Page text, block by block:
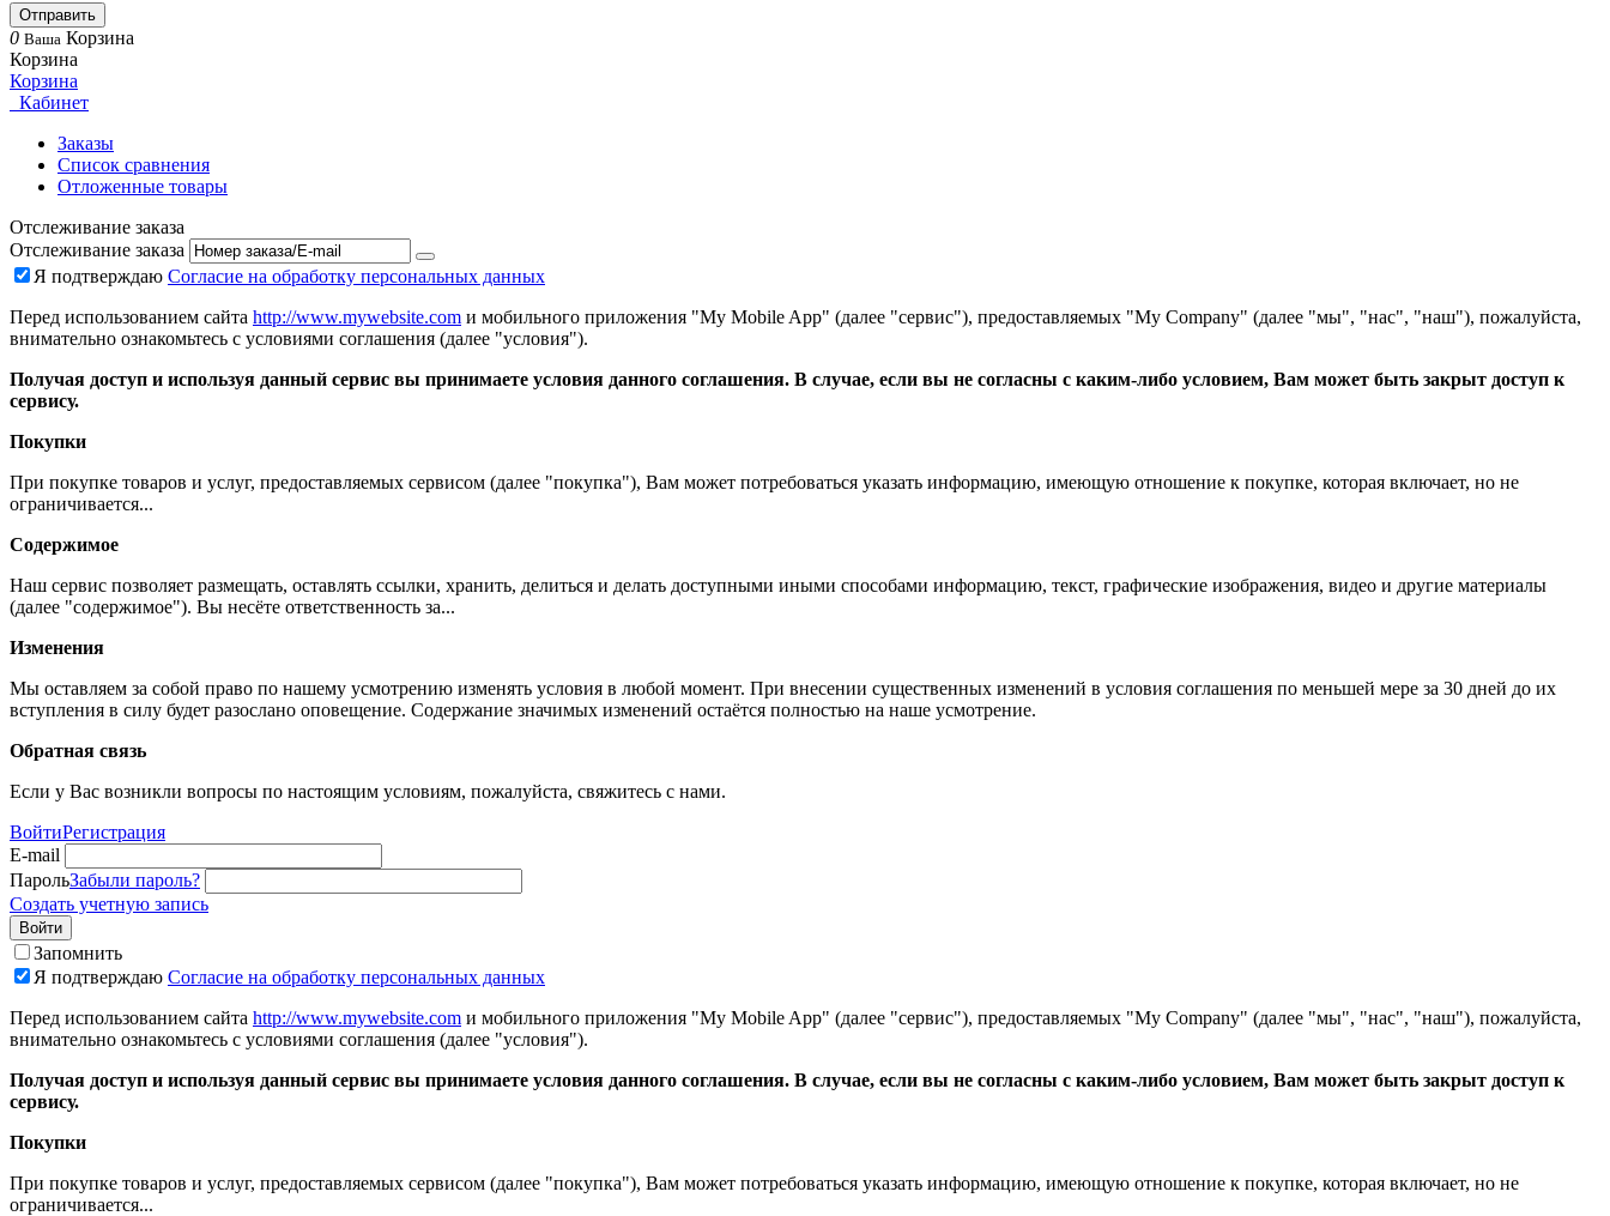
Отправить
0 Ваша Корзина
Корзина
Корзина
Кабинет
Заказы
Список сравнения
Отложенные товары
Отслеживание заказа
Отслеживание заказа
Я подтверждаю Согласие на обработку персональных данных
Перед использованием сайта http://www.mywebsite.com и мобильного приложения "My Mobile App" (далее "сервис"), предоставляемых "My Company" (далее "мы", "нас", "наш"), пожалуйста,
внимательно ознакомьтесь с условиями соглашения (далее "условия").
Получая доступ и используя данный сервис вы принимаете условия данного соглашения. В случае, если вы не согласны с каким-либо условием, Вам может быть закрыт доступ к
сервису.
Покупки
При покупке товаров и услуг, предоставляемых сервисом (далее "покупка"), Вам может потребоваться указать информацию, имеющую отношение к покупке, которая включает, но не
ограничивается...
Содержимое
Наш сервис позволяет размещать, оставлять ссылки, хранить, делиться и делать доступными иными способами информацию, текст, графические изображения, видео и другие материалы
(далее "содержимое"). Вы несёте ответственность за...
Изменения
Мы оставляем за собой право по нашему усмотрению изменять условия в любой момент. При внесении существенных изменений в условия соглашения по меньшей мере за 30 дней до их
вступления в силу будет разослано оповещение. Содержание значимых изменений остаётся полностью на наше усмотрение.
Обратная связь
Если у Вас возникли вопросы по настоящим условиям, пожалуйста, свяжитесь с нами.
ВойтиРегистрация
E-mail
ПарольЗабыли пароль?
Создать учетную запись
Войти
Запомнить
Я подтверждаю Согласие на обработку персональных данных
Перед использованием сайта http://www.mywebsite.com и мобильного приложения "My Mobile App" (далее "сервис"), предоставляемых "My Company" (далее "мы", "нас", "наш"), пожалуйста,
внимательно ознакомьтесь с условиями соглашения (далее "условия").
Получая доступ и используя данный сервис вы принимаете условия данного соглашения. В случае, если вы не согласны с каким-либо условием, Вам может быть закрыт доступ к
сервису.
Покупки
При покупке товаров и услуг, предоставляемых сервисом (далее "покупка"), Вам может потребоваться указать информацию, имеющую отношение к покупке, которая включает, но не
ограничивается...